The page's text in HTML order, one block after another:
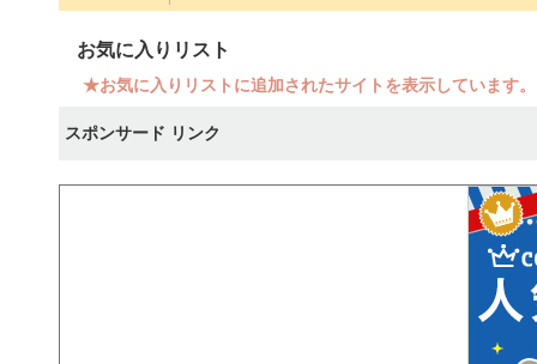
お気に入りリスト
★お気に入りリストに追加されたサイトを表示しています
スポンサード リンク